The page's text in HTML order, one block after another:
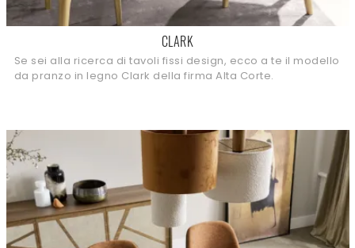
CLARK
Se sei alla ricerca di tavoli fissi design, ecco a te il modello
da pranzo in legno Clark della firma Alta Corte.